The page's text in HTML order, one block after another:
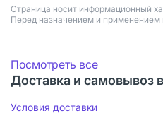
Страница носит информационный
Перед назначением и применением
Посмотреть все
Доставка и самовывоз
Условия доставки